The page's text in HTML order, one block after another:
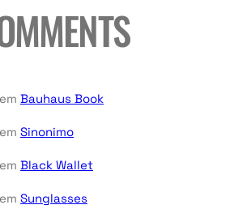
em Bauhaus Book
em Sinonimo
em Black Wallet
em Sunglasses